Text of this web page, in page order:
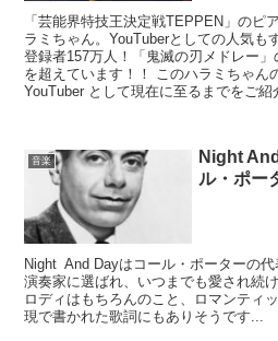
「芸能界特技王決定戦TEPPEN」のピ
ラミちゃん。YouTuberとしての人気も
登録者157万人！「鬼滅の刃メドレー
を超えています！！ このハラミちゃん
YouTuber として現在に至るまでをご紹
音楽
Night
ル・ポー
Night And Dayはコール・ポーターの
演奏家に選ばれ、いつまでも愛され続
ロディはもちろんのこと、ロマンティ
現で書かれた歌詞にもありそうです...